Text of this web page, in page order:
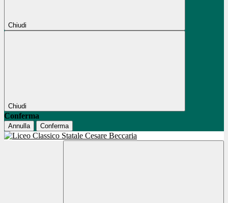
Chiudi
Chiudi
Conferma
Annulla Conferma